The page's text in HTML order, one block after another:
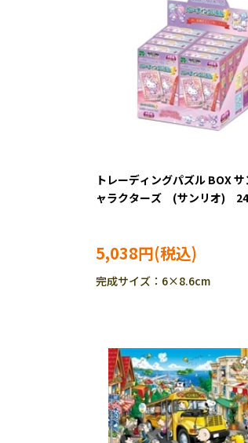
トレーディングパズル BOX
ャラクターズ (サンリオ)
5,038円
完成サイズ：6×8.6cm